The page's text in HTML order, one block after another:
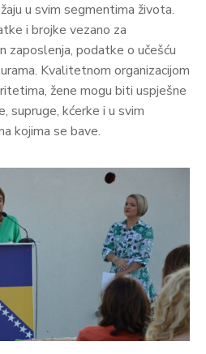
u svim segmentima života.
i brojke vezano za
zaposlenja, podatke o učešću
Kvalitetnom organizacijom
žene mogu biti uspješne
supruge, kćerke i u svim
kojima se bave.